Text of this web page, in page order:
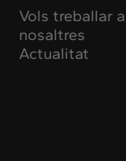
Vols treballar
nosaltres
Actualitat